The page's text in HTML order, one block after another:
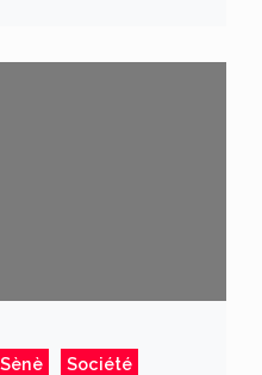
Sènè Société